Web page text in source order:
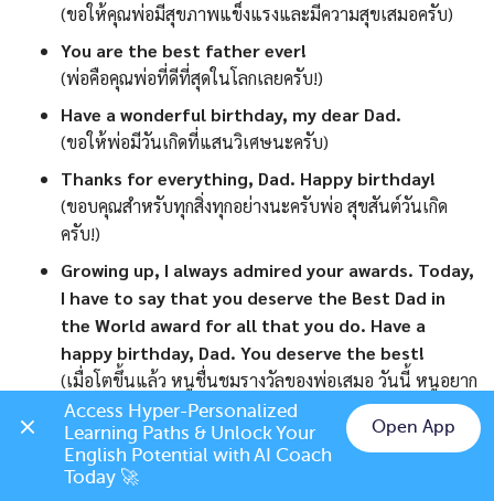
(ขอให้คุณพ่อมีสุขภาพแข็งแรงและมีความสุขเสมอครับ)
You are the best father ever!
(พ่อคือคุณพ่อที่ดีที่สุดในโลกเลยครับ!)
Have a wonderful birthday, my dear Dad.
(ขอให้พ่อมีวันเกิดที่แสนวิเศษนะครับ)
Thanks for everything, Dad. Happy birthday!
(ขอบคุณสำหรับทุกสิ่งทุกอย่างนะครับพ่อ สุขสันต์วันเกิด
ครับ!)
Growing up, I always admired your awards. Today,
I have to say that you deserve the Best Dad in
the World award for all that you do. Have a
happy birthday, Dad. You deserve the best!
(เมื่อโตขึ้นแล้ว หนูชื่นชมรางวัลของพ่อเสมอ วันนี้ หนูอยาก
บอกว่าพ่อสมควรได้รับรางวัล “พ่อที่ดีที่สุดในโลก” สำหรับ
ทุกสิ่งที่พ่อเคยทำ สุขสันต์วันเกิดพ่อ พ่อสมควรได้รับสิ่งที่ดี
ที่สุด)
Chat on LINE
Access Hyper-Personalized
Learning Paths & Unlock Your
English Potential with AI Coach
Today 🚀
Open App